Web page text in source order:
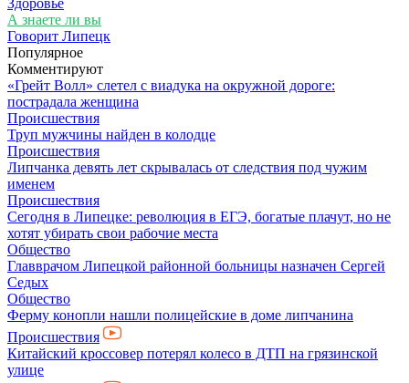
Здоровье
А знаете ли вы
Говорит Липецк
Популярное
Комментируют
«Грейт Волл» слетел с виадука на окружной дороге:
пострадала женщина
Происшествия
Труп мужчины найден в колодце
Происшествия
Липчанка девять лет скрывалась от следствия под чужим
именем
Происшествия
Сегодня в Липецке: революция в ЕГЭ, богатые плачут, но не
хотят убирать свои рабочие места
Общество
Главврачом Липецкой районной больницы назначен Сергей
Седых
Общество
Ферму конопли нашли полицейские в доме липчанина
Происшествия
Китайский кроссовер потерял колесо в ДТП на грязинской
улице